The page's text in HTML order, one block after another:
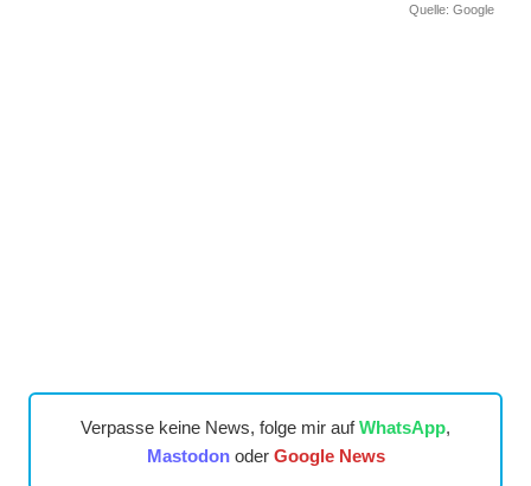
Quelle: Google
Verpasse keine News, folge mir aufWhatsApp,
Mastodonoder Google News